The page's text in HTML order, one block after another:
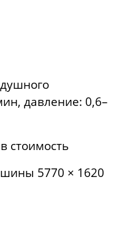
давление: 0,6–
стоимость
5770 × 1620